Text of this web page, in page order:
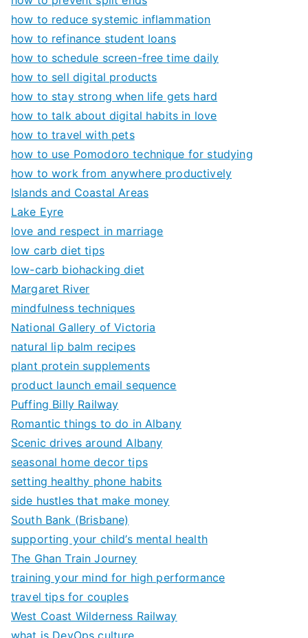
how to reduce systemic inflammation
how to refinance student loans
how to schedule screen-free time daily
how to sell digital products
how to stay strong when life gets hard
how to talk about digital habits in love
how to travel with pets
how to use Pomodoro technique for studying
how to work from anywhere productively
Islands and Coastal Areas
Lake Eyre
love and respect in marriage
low carb diet tips
low-carb biohacking diet
Margaret River
mindfulness techniques
National Gallery of Victoria
natural lip balm recipes
plant protein supplements
product launch email sequence
Puffing Billy Railway
Romantic things to do in Albany
Scenic drives around Albany
seasonal home decor tips
setting healthy phone habits
side hustles that make money
South Bank (Brisbane)
supporting your child’s mental health
The Ghan Train Journey
training your mind for high performance
travel tips for couples
West Coast Wilderness Railway
what is DevOps culture